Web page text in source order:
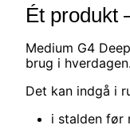
Ét produkt
Medium G4
brug i hverdagen.
Det kan indgå i
i stalden før